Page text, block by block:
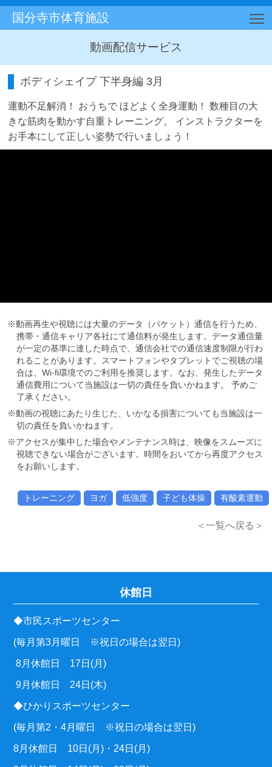
国分寺市体育施設
動画配信サービス
ボディシェイプ 下半身編 3月
運動不足解消！ おうちで ほどよく全身運動！ 数種目の大
きな筋肉を動かす自重トレーニング。 インストラクターを
お手本にして正しい姿勢で行いましょう！
※動画再生や視聴には大量のデータ（パケット）通信を行うため、
携帯・通信キャリア各社にて通信料が発生します。データ通信量
が一定の基準に達した時点で、通信会社での通信速度制限が行わ
れることがあります。スマートフォンやタブレットでご視聴の場
合は、Wi-fi環境でのご利用を推奨します。なお、発生したデータ
通信費用について当施設は一切の責任を負いかねます。 予めご
了承ください。
※動画の視聴にあたり生じた、いかなる損害についても当施設は一
切の責任を負いかねます。
※アクセスが集中した場合やメンテナンス時は、映像をスムーズに
視聴できない場合がございます。時間をおいてから再度アクセス
をお願いします。
トレーニング ヨガ 低強度 子ども体操 有酸素運動
＜一覧へ戻る＞
休館日
◆市民スポーツセンター
(毎月第3月曜日 ※祝日の場合は翌日)
8月休館日 17日(月)
9月休館日 24日(木)
◆ひかりスポーツセンター
(毎月第2・4月曜日 ※祝日の場合は翌日)
8月休館日 10日(月)・24日(月)